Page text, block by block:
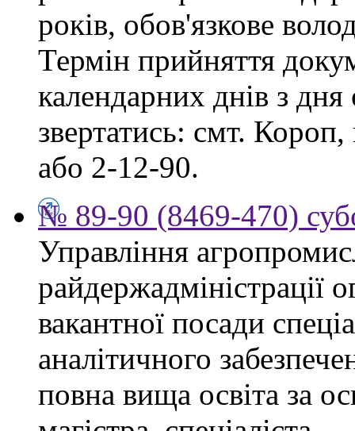
років, обов'язкове
Термін прийняття
календарних днів з
звертатись: смт.
або 2-12-90.
№ 89-90 (8469-470)
Управління
райдержадміністрації
вакантної посади
аналітичного
повна вища освіта за